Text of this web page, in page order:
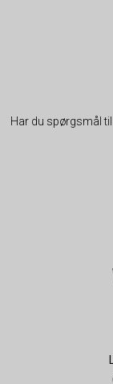
Har du spørgsmål